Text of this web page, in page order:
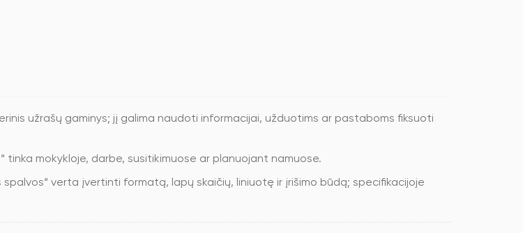
užrašų gaminys; jį galima naudoti informacijai, užduotims ar pastaboms fiksuoti
tinka mokykloje, darbe, susitikimuose ar planuojant namuose.
verta įvertinti formatą, lapų skaičių, liniuotę ir įrišimo būdą; specifikacijoje